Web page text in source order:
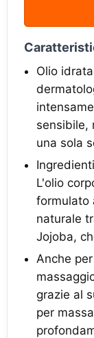
Olio
sensibile,
una sola
L'olio
formulato
naturale
Jojoba,
Anche
grazie al
per